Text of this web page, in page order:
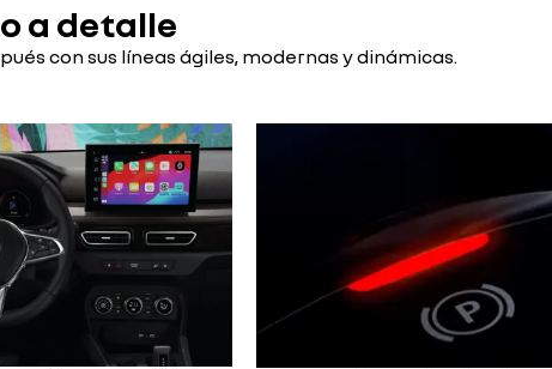
a detalle
con sus líneas ágiles, modernas y dinámicas.